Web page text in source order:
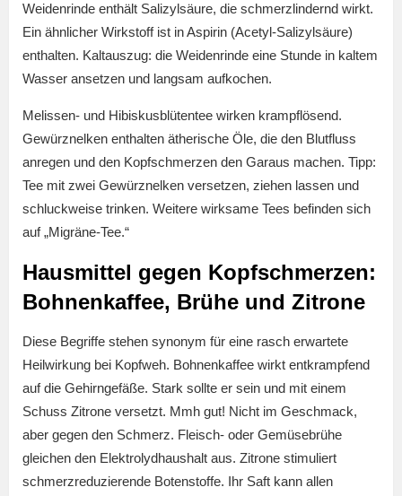
Weidenrinde enthält Salizylsäure, die schmerzlindernd wirkt.
Ein ähnlicher Wirkstoff ist in Aspirin (Acetyl-Salizylsäure)
enthalten. Kaltauszug: die Weidenrinde eine Stunde in kaltem
Wasser ansetzen und langsam aufkochen.
Melissen- und Hibiskusblütentee wirken krampflösend.
Gewürznelken enthalten ätherische Öle, die den Blutfluss
anregen und den Kopfschmerzen den Garaus machen. Tipp:
Tee mit zwei Gewürznelken versetzen, ziehen lassen und
schluckweise trinken. Weitere wirksame Tees befinden sich
auf „Migräne-Tee.“
Hausmittel gegen Kopfschmerzen:
Bohnenkaffee, Brühe und Zitrone
Diese Begriffe stehen synonym für eine rasch erwartete
Heilwirkung bei Kopfweh. Bohnenkaffee wirkt entkrampfend
auf die Gehirngefäße. Stark sollte er sein und mit einem
Schuss Zitrone versetzt. Mmh gut! Nicht im Geschmack,
aber gegen den Schmerz. Fleisch- oder Gemüsebrühe
gleichen den Elektrolydhaushalt aus. Zitrone stimuliert
schmerzreduzierende Botenstoffe. Ihr Saft kann allen